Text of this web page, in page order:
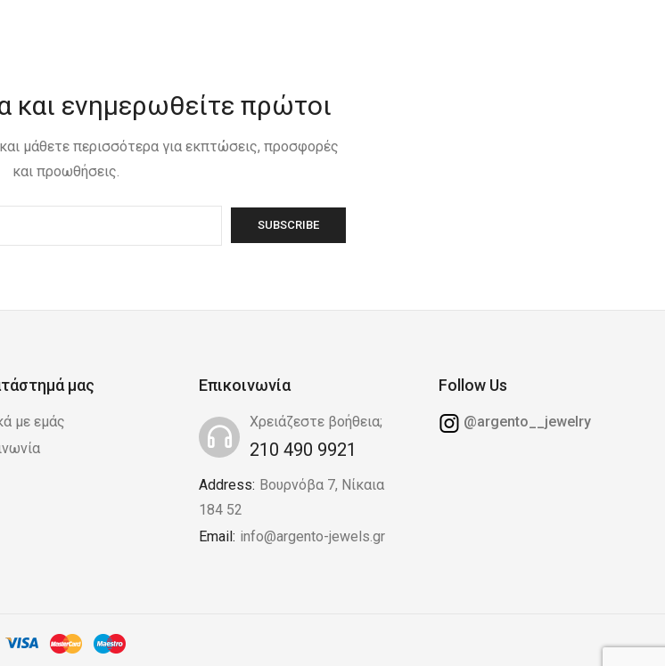
και ενημερωθείτε πρώτοι
μάθετε περισσότερα για εκπτώσεις, προσφορές
και προωθήσεις.
μας
με εμάς
Επικοινωνία
Χρειάζεστε βοήθεια;
210 490 9921
Address: Βουρνόβα 7, Νίκαια
184 52
Email: info@argento-jewels.gr
Follow Us
@argento__jewelry